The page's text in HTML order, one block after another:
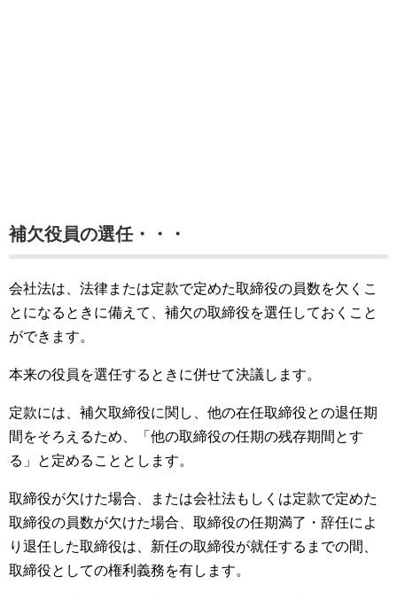
補欠役員の選任・・・
会社法は、法律または定款で定めた取締役の員数を欠くこ
とになるときに備えて、補欠の取締役を選任しておくこと
ができます。
本来の役員を選任するときに併せて決議します。
定款には、補欠取締役に関し、他の在任取締役との退任期
間をそろえるため、「他の取締役の任期の残存期間とす
る」と定めることとします。
取締役が欠けた場合、または会社法もしくは定款で定めた
取締役の員数が欠けた場合、取締役の任期満了・辞任によ
り退任した取締役は、新任の取締役が就任するまでの間、
取締役としての権利義務を有します。